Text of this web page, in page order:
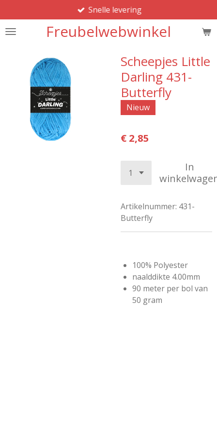
direct
naar
hoofdinhoud
Freubelwebwinkel
Snelle levering
Scheepjes Little
Darling 431-
Butterfly
Nieuw
€ 2,85
In
Artikelnummer: 431-
Butterfly
100% Polyester
naalddikte 4.00mm
90 meter per bol van
50 gram